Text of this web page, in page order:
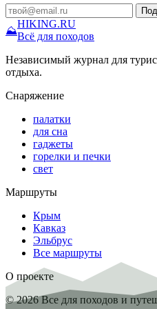
⛰
HIKING.RU
Всё для походов
Независимый журнал для
отдыха.
Снаряжение
палатки
для сна
гаджеты
горелки и печки
свет
Маршруты
Крым
Кавказ
Эльбрус
Все маршруты
О проекте
© 2026 Все для походов и